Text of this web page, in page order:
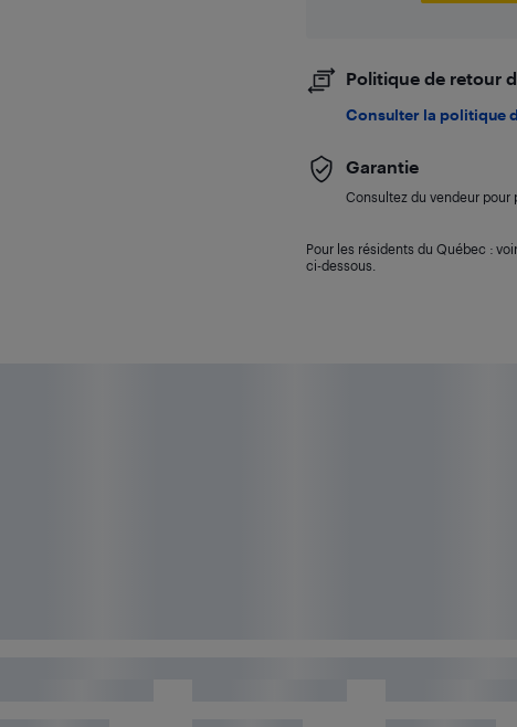
Politique de retour
Consulter la politique
Garantie
Consultez du vendeur pour
Pour les résidents du Québec :
ci-dessous.